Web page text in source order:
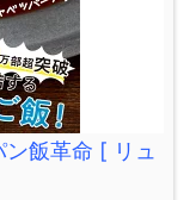
飯革命 [ リュ